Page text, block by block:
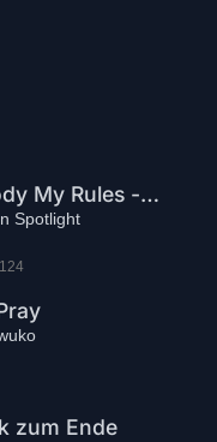
My Body My Rules - The Voice Of Every Women
Spotlight
zum Ende